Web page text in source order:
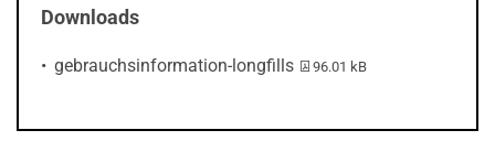
Downloads
gebrauchsinformation-longfills PDF-Datei:
96.01 kB